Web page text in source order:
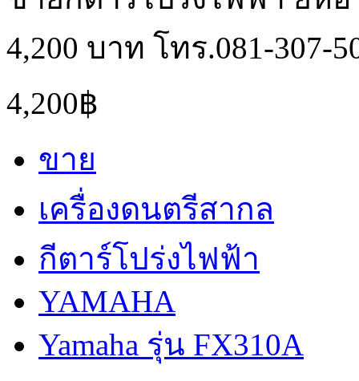
4,200 บาท โทร.081-307-
4,200฿
ขาย
เครื่องดนตรีสากล
กีตาร์โปร่งไฟฟ้า
YAMAHA
Yamaha รุ่น FX310A